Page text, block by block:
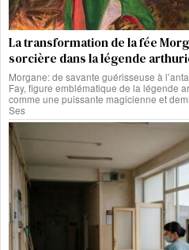
La transformation de la fée
sorcière dans la légende
Morgane: de savante guérisseuse à
Fay, figure emblématique de la légende
comme une puissante magicienne et
Ses